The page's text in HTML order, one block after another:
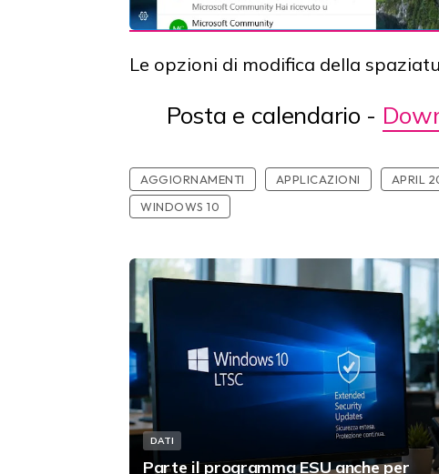
Le opzioni di modifica della
Posta e calendario -
AGGIORNAMENTI APPLICAZIONI APRIL
WINDOWS 10
DATI
Parte il programma ESU anche per